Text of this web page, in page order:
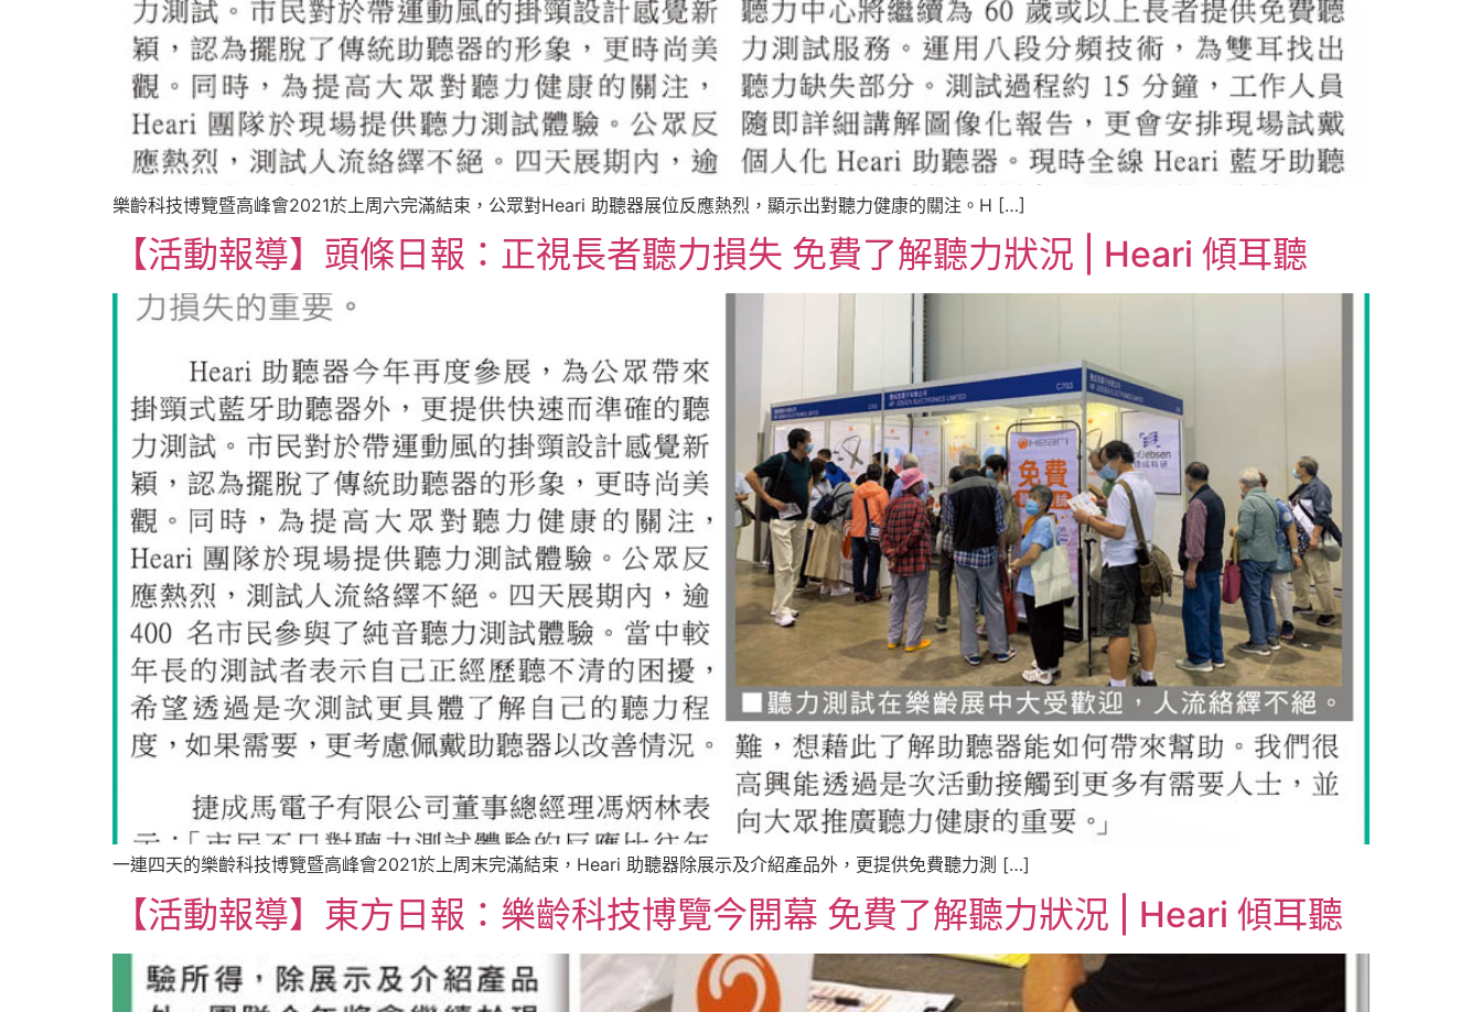
樂齡科技博覽暨高峰會2021於上周六完滿結束，公眾對Heari 助聽器展位反應熱烈，顯示出對聽力健康的關注。H […]
【活動報導】頭條日報：正視長者聽力損失 免費了解聽力狀況 | Heari 傾耳聽
一連四天的樂齡科技博覽暨高峰會2021於上周末完滿結束，Heari 助聽器除展示及介紹產品外，更提供免費聽力測 […]
【活動報導】東方日報：樂齡科技博覽今開幕 免費了解聽力狀況 | Heari 傾耳聽